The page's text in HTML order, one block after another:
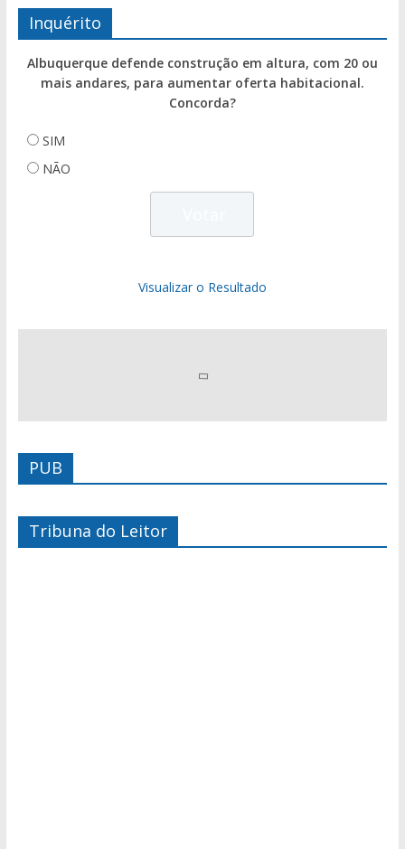
Inquérito
Albuquerque defende construção em altura, com 20 ou
mais andares, para aumentar oferta habitacional.
Concorda?
SIM
NÃO
Visualizar o Resultado
PUB
Tribuna do Leitor